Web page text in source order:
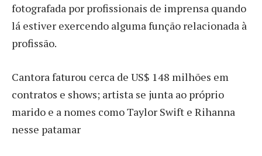
fotografada por profissionais de imprensa quando
lá estiver exercendo alguma função relacionada à
profissão.
Cantora faturou cerca de US$ 148 milhões em
contratos e shows; artista se junta ao próprio
marido e a nomes como Taylor Swift e Rihanna
nesse patamar